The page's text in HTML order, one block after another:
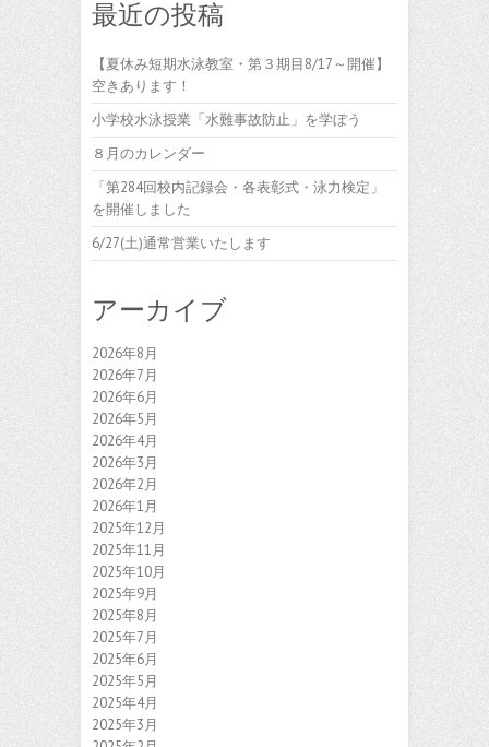
最近の投稿
【夏休み短期水泳教室・第３期目8/17～開催】
空きあります！
小学校水泳授業「水難事故防止」を学ぼう
８月のカレンダー
「第284回校内記録会・各表彰式・泳力検定」
を開催しました
6/27(土)通常営業いたします
アーカイブ
2026年8月
2026年7月
2026年6月
2026年5月
2026年4月
2026年3月
2026年2月
2026年1月
2025年12月
2025年11月
2025年10月
2025年9月
2025年8月
2025年7月
2025年6月
2025年5月
2025年4月
2025年3月